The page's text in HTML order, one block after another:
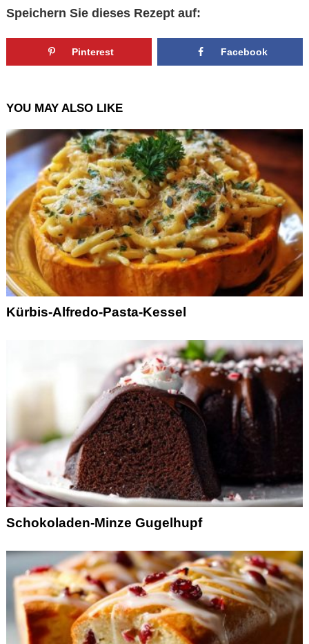
Speichern Sie dieses Rezept auf:
Pinterest Facebook
YOU MAY ALSO LIKE
Kürbis-Alfredo-Pasta-Kessel
Schokoladen-Minze Gugelhupf